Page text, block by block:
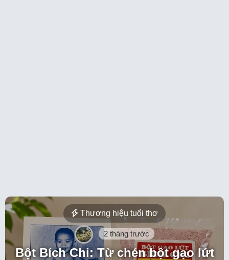
Thương hiệu tuổi thơ
2 tháng trước
Bột Bích Chi: Từ chén bột gạo lứt